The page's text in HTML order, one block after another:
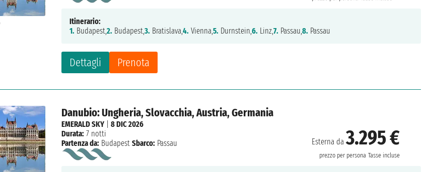
Dettagli Prenota
Itinerario:
1. Budapest,2. Budapest,3. Bratislava,4. Vienna,5. Durnstein,6. Linz,7. Passau,8. Passau
Danubio: Ungheria, Slovacchia, Austria, Germania
Esterna da3.295 €
prezzo per persona Tasse incluse
EMERALD SKY |8 DIC 2026
Durata: 7 notti
Partenza da: Budapest Sbarco: Passau